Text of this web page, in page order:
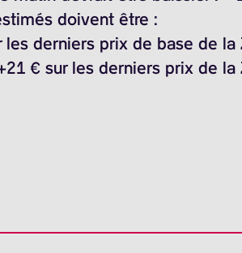
doivent être :
derniers prix de base de la
€ sur les derniers prix de la